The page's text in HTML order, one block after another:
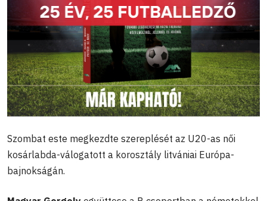
Szombat este megkezdte szereplését az U20-as női
kosárlabda-válogatott a korosztály litvániai Európa-
bajnokságán.